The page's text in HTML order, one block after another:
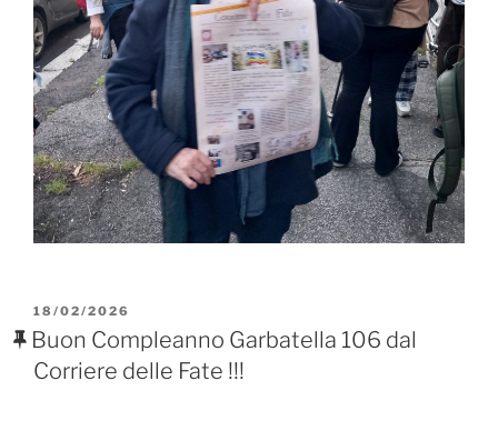
PUBBLICATO
IL
18/02/2026
Buon Compleanno Garbatella 106 dal
Corriere delle Fate !!!